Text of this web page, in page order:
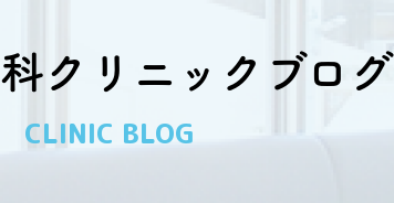
クリニックブログ
CLINIC BLOG